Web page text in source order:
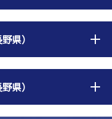
県）
県）